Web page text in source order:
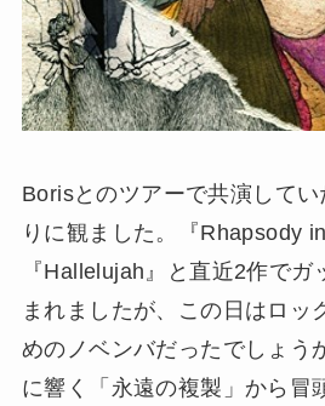
Borisとのツアーで共演して
りに観ました。『Rhapsody
『Hallelujah』と直近2作で
まれましたが、この日はロッ
めのノベンバだったでしょう
に響く「永遠の複製」から冒